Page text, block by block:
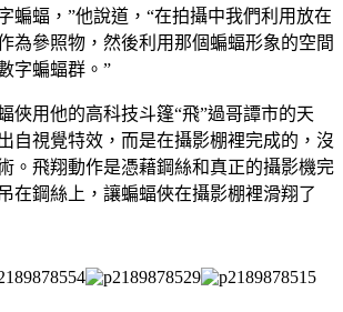
蝙蝠，”他說道，“在拍攝中我們利用放在
為參照物，然後利用那個蝙蝠形象的空間
字蝙蝠群。”
俠用他的高科技斗篷“飛”過哥譚市的天
自視覺特效，而是在攝影棚裡完成的，沒
。飛翔動作是憑藉鋼絲和真正的攝影機完
在鋼絲上，讓蝙蝠俠在攝影棚裡滑翔了